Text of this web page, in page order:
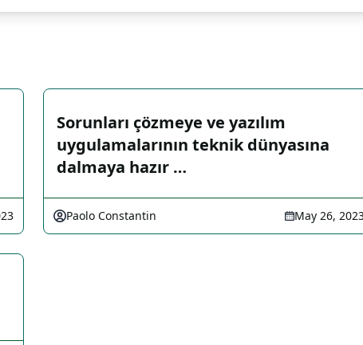
Sorunları çözmeye ve yazılım
uygulamalarının teknik dünyasına
dalmaya hazır …
Paolo Constantin May 26,